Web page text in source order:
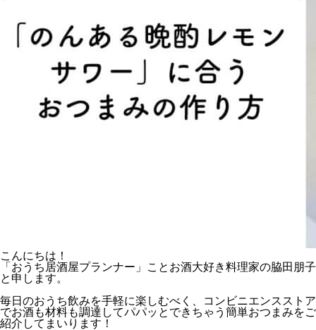
こんにちは！
「おうち居酒屋プランナー」ことお酒大好き料理家の脇田朋子
と申します。
毎日のおうち飲みを手軽に楽しむべく、コンビニエンスストア
でお酒も材料も調達してパパッとできちゃう簡単おつまみをご
紹介してまいります！